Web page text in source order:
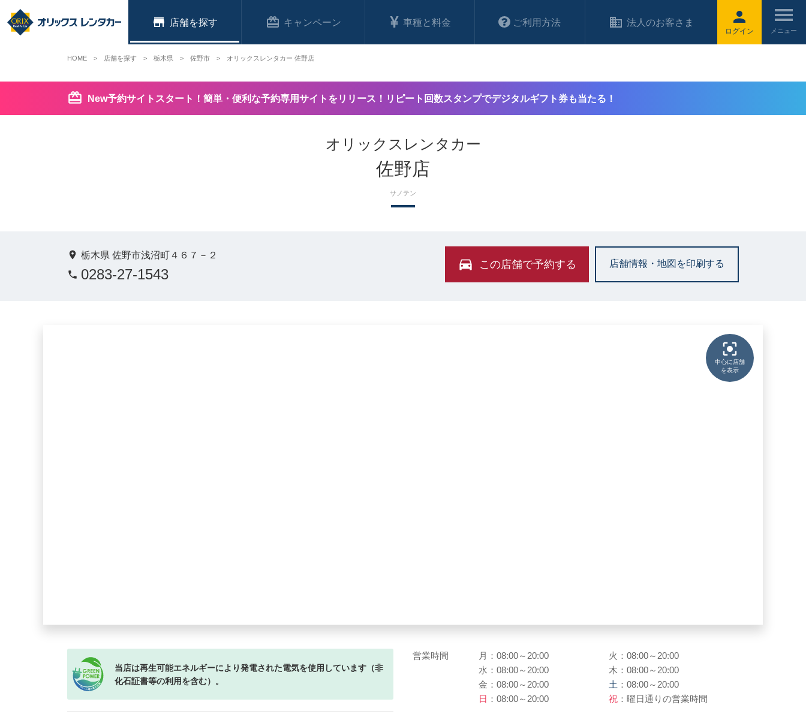
ログイン
店舗 キャンペーン 車種と料金 ご利用方法 法人のお客さま
New予約サイトスタート！簡単・便利な予約専用サイトをリリース！リピート回数スタンプでデジタルギフト券も当たる！
オリックスレンタカー
佐野店
サノテン
栃木県 佐野市浅沼町４６７－２
0283-27-1543
この店舗で予約する 店舗情報・地図を印刷する
中心に店舗
を表示
当店は再生可能エネルギーにより発電された電気を使用しています（非
化石証書等の利用を含む）。
営業時間 月：08:00～20:00
火：08:00～20:00
水：08:00～20:00
木：08:00～20:00
金：08:00～20:00
土 ：08:00～20:00
日 ：08:00～20:00 祝 ：曜日通りの営業時間
HOME 店舗を探す 栃木県 佐野市 オリックスレンタカー 佐野店